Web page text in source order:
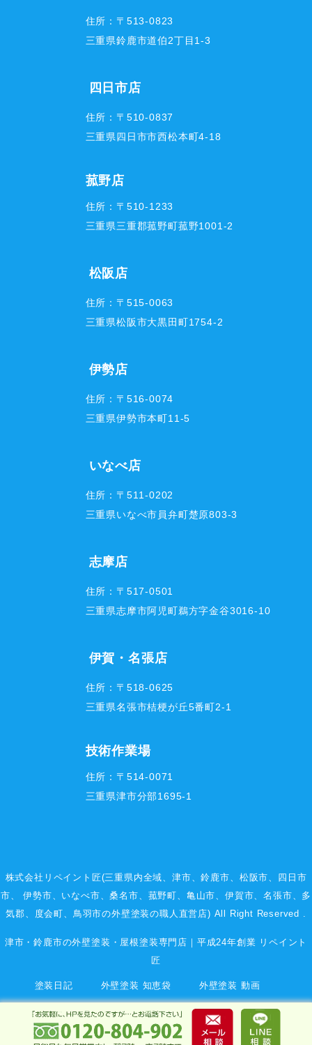
住所：〒513-0823
三重県鈴鹿市道伯2丁目1-3
四日市店
住所：〒510-0837
三重県四日市市西松本町4-18
菰野店
住所：〒510-1233
三重県三重郡菰野町菰野1001-2
松阪店
住所：〒515-0063
三重県松阪市大黒田町1754-2
伊勢店
住所：〒516-0074
三重県伊勢市本町11-5
いなべ店
住所：〒511-0202
三重県いなべ市員弁町楚原803-3
志摩店
住所：〒517-0501
三重県志摩市阿児町鵜方字金谷3016-10
伊賀・名張店
住所：〒518-0625
三重県名張市桔梗が丘5番町2-1
技術作業場
住所：〒514-0071
三重県津市分部1695-1
株式会社リペイント匠(三重県内全域、津市 、鈴鹿市 松阪市
四日市
市
伊勢市 、いなべ市、桑名市、菰野町、 亀山市 、伊賀市 、名張市 、多
気郡、度会町、鳥羽市の外壁塗装の職人直営店) All Right Reserved .
津市・鈴鹿市の外壁塗装・屋根塗装専門店｜平成24年創業 リペイント
匠
塗装日記 外壁塗装 知恵袋 外壁塗装 動画
会社案内 company 代表挨拶・プロフィール
匠のスタッフ紹介 塗装用語集 プライバシーポリシー